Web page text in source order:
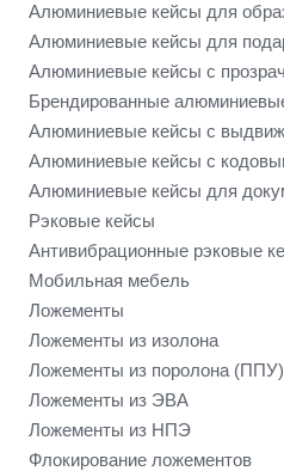
Алюминиевые кейсы для
Алюминиевые кейсы для
Алюминиевые кейсы с
Брендированные
Алюминиевые кейсы с
Алюминиевые кейсы с
Алюминиевые кейсы для
Рэковые кейсы
Антивибрационные рэковые
Мобильная мебель
Ложементы
Ложементы из изолона
Ложементы из поролона (ППУ)
Ложементы из ЭВА
Ложементы из НПЭ
Флокирование ложементов